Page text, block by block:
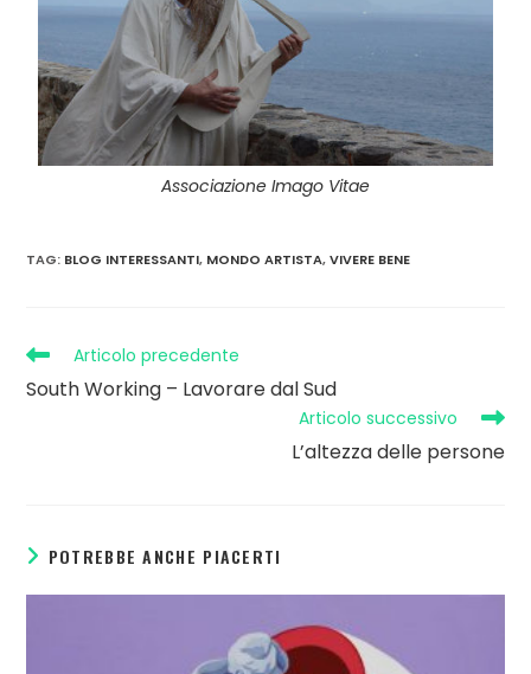
Associazione Imago Vitae
TAG: BLOG INTERESSANTI, MONDO ARTISTA, VIVERE BENE
Articolo precedente
South Working – Lavorare dal Sud
Articolo successivo
L’altezza delle persone
POTREBBE ANCHE PIACERTI